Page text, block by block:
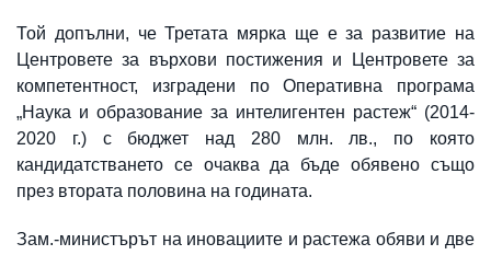
Той допълни, че Третата мярка ще е за развитие на
Центровете за върхови постижения и Центровете за
компетентност, изградени по Оперативна програма
„Наука и образование за интелигентен растеж“ (2014-
2020 г.) с бюджет над 280 млн. лв., по която
кандидатстването се очаква да бъде обявено също
през втората половина на годината.
Зам.-министърът на иновациите и растежа обяви и две